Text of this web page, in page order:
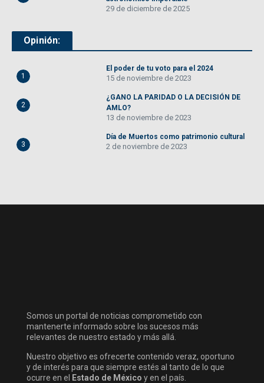
29 de diciembre de 2025
Opinión:
1
El poder de tu voto para el 2024
15 de noviembre de 2023
2
¿GANO LA PARIDAD O LA DECISIÓN DE
AMLO?
13 de noviembre de 2023
3
Día de Muertos como patrimonio cultural
2 de noviembre de 2023
Somos un portal de noticias comprometido con
mantenerte informado sobre los sucesos más
relevantes de nuestro estado y más allá.
Nuestro objetivo es ofrecerte contenido veraz, oportuno
y de interés para que siempre estés al tanto de lo que
ocurre en el Estado de México y en el país.